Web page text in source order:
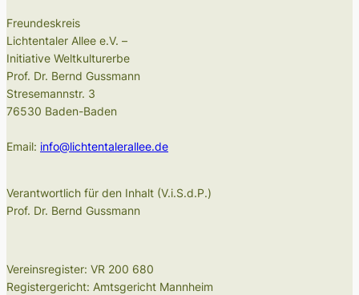
Freundeskreis
Lichtentaler Allee e.V. –
Initiative Weltkulturerbe
Prof. Dr. Bernd Gussmann
Stresemannstr. 3
76530 Baden-Baden
Email: info@lichtentalerallee.de
Verantwortlich für den Inhalt (V.i.S.d.P.)
Prof. Dr. Bernd Gussmann
Vereinsregister: VR 200 680
Registergericht: Amtsgericht Mannheim